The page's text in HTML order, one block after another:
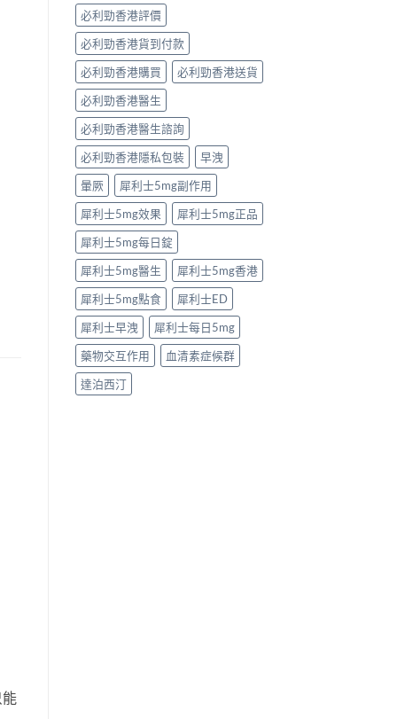
必利勁香港評價
必利勁香港貨到付款
必利勁香港購買
必利勁香港送貨
必利勁香港醫生
必利勁香港醫生諮詢
必利勁香港隱私包裝
早洩
暈厥
犀利士5mg副作用
犀利士5mg效果
犀利士5mg正品
犀利士5mg每日錠
犀利士5mg醫生
犀利士5mg香港
犀利士5mg點食
犀利士ED
犀利士早洩
犀利士每日5mg
藥物交互作用
血清素症候群
達泊西汀